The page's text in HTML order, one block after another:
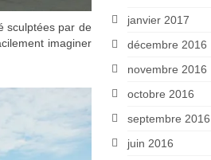
sculptées par de
imaginer
janvier 2017
décembre 2016
novembre 2016
octobre 2016
septembre 2016
juin 2016